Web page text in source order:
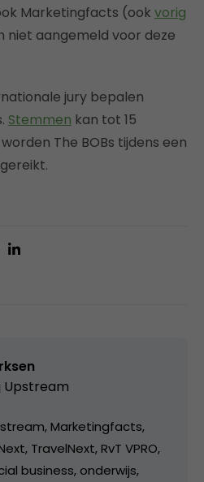
Marketingfacts (ook vorig
niet aangemeld voor deze
jury bepalen
Stemmen kan tot 15
The BOBs tijdens een
Upstream
Marketingfacts,
TravelNext, RvT VPRO,
business, onderwijs,